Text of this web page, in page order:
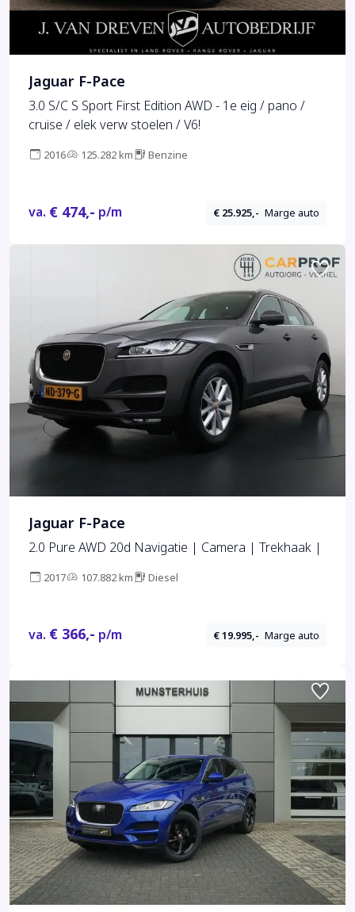
Jaguar F-Pace
3.0 S/C S Sport First Edition AWD - 1e eig / pano /
cruise / elek verw stoelen / V6!
2016 125.282 km Benzine
va. € 474,- p/m € 25.925,- Marge auto
Jaguar F-Pace
2.0 Pure AWD 20d Navigatie | Camera | Trekhaak |
2017 107.882 km Diesel
va. € 366,- p/m € 19.995,- Marge auto